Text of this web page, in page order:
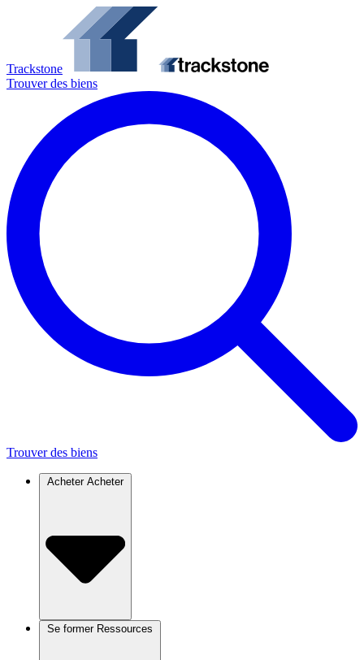
Trackstone
Trouver des biens
Trouver des biens
Acheter Acheter
Se former